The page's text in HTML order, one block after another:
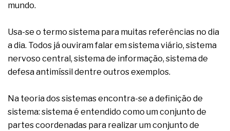
A IA elevou a régua do comprador B2B e a venda
complexa ficou ainda mais humana
mundo.
Usa-se o termo sistema para muitas referências no dia
a dia. Todos já ouviram falar em sistema viário, sistema
nervoso central, sistema de informação, sistema de
defesa antimíssil dentre outros exemplos.
Na teoria dos sistemas encontra-se a definição de
sistema: sistema é entendido como um conjunto de
partes coordenadas para realizar um conjunto de